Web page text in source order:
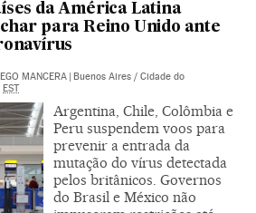
da América Latina
para Reino Unido ante
MANCERA | Buenos Aires / Cidade do
EST
Argentina, Chile, Colômbia e
Peru suspendem voos para
prevenir a entrada da
mutação do vírus detectada
pelos britânicos. Governos
do Brasil e México não